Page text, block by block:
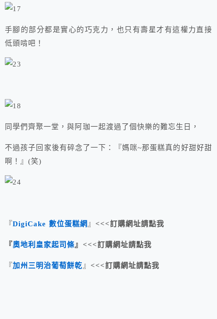
手腳的部分都是實心的巧克力，也只有壽星才有這權力直接
低頭啃吧！
同學們齊聚一堂，與阿珈一起渡過了個快樂的難忘生日，
不過孩子回家後有碎念了一下：『媽咪~那蛋糕真的好甜好甜
啊！』(笑)
『DigiCake 數位蛋糕網』 <<<訂購網址請點我
『奧地利皇家起司條』<<<訂購網址請點我
『加州三明治葡萄餅乾』 <<<訂購網址請點我